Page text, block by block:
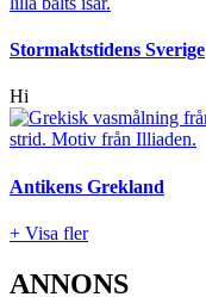
Stormaktstidens Sverige
Hi
Antikens Grekland
+ Visa fler
ANNONS